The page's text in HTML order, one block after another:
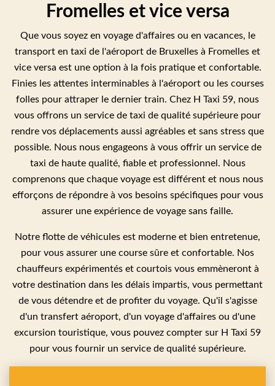
Fromelles et vice versa
Que vous soyez en voyage d'affaires ou en vacances, le
transport en taxi de l'aéroport de Bruxelles à Fromelles et
vice versa est une option à la fois pratique et confortable.
Finies les attentes interminables à l'aéroport ou les courses
folles pour attraper le dernier train. Chez H Taxi 59, nous
vous offrons un service de taxi de qualité supérieure pour
rendre vos déplacements aussi agréables et sans stress que
possible. Nous nous engageons à vous offrir un service de
taxi de haute qualité, fiable et professionnel. Nous
comprenons que chaque voyage est différent et nous nous
efforçons de répondre à vos besoins spécifiques pour vous
assurer une expérience de voyage sans faille.
Notre flotte de véhicules est moderne et bien entretenue,
pour vous assurer une course sûre et confortable. Nos
chauffeurs expérimentés et courtois vous emmèneront à
votre destination dans les délais impartis, vous permettant
de vous détendre et de profiter du voyage. Qu'il s'agisse
d'un transfert aéroport, d'un voyage d'affaires ou d'une
excursion touristique, vous pouvez compter sur H Taxi 59
pour vous fournir un service de qualité supérieure.